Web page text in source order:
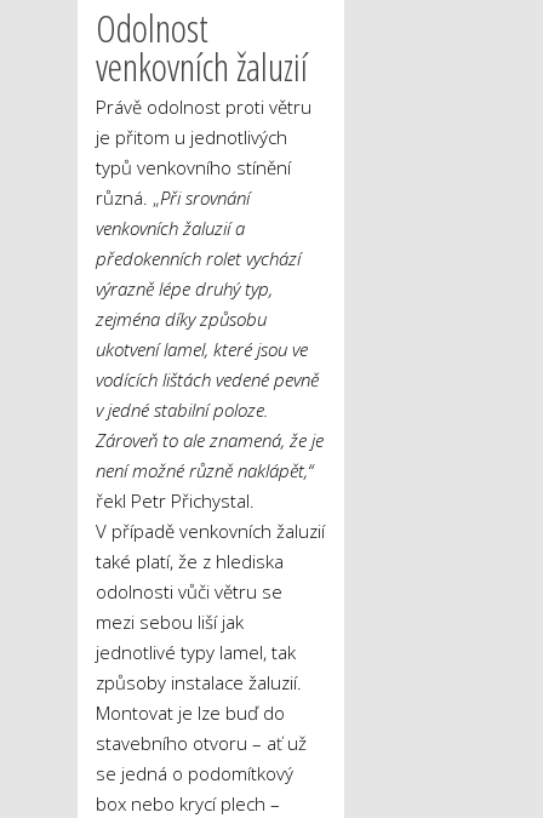
Odolnost
venkovních žaluzií
Právě odolnost proti větru
je přitom u jednotlivých
typů venkovního stínění
různá. „Při srovnání
venkovních žaluzií a
předokenních rolet vychází
výrazně lépe druhý typ,
zejména díky způsobu
ukotvení lamel, které jsou ve
vodících lištách vedené pevně
v jedné stabilní poloze.
Zároveň to ale znamená, že je
není možné různě naklápět,“
řekl Petr Přichystal.
V případě venkovních žaluzií
také platí, že z hlediska
odolnosti vůči větru se
mezi sebou liší jak
jednotlivé typy lamel, tak
způsoby instalace žaluzií.
Montovat je lze buď do
stavebního otvoru – ať už
se jedná o podomítkový
box nebo krycí plech –